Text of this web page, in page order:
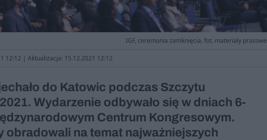
IGF, ceremonia zamknięcia, fot. materiały prasowe
12:12 | Aktualizacja: 15.12.2021 12:12
do Katowic podczas Szczytu
Wydarzenie odbywało się w dniach 6-
Centrum Kongresowym.
obradowali na temat najważniejszych